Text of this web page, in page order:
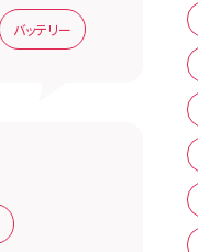
バッテリー